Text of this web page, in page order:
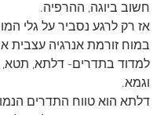
חשוב ביוגה, ההרפיה.
אז רק לרגע נסביר על גלי
במוח זורמת אנרגיה עצבית
למדוד בתדרים- דלתא,
וגמא.
דלתא הוא טווח התדרים